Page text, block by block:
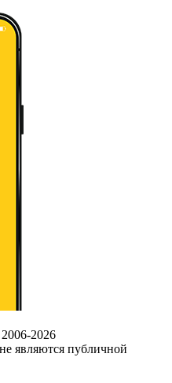
2026
являются публичной